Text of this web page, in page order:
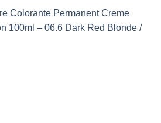
Colorante Permanent Creme
100ml – 06.6 Dark Red Blonde /